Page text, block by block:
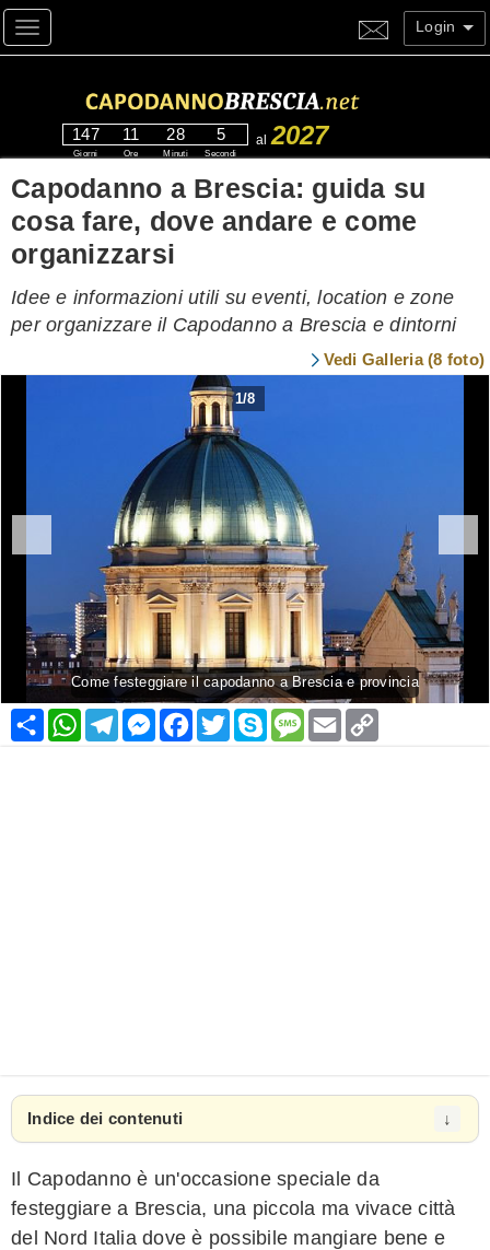
Toggle navigation Login
147
Giorni
11
Ore
28
Minuti
3
Secondi
al 2027
Capodanno a Brescia: guida su
cosa fare, dove andare e come
organizzarsi
Idee e informazioni utili su eventi, location e zone
per organizzare il Capodanno a Brescia e dintorni
Vedi Galleria (8 foto)
1/8
Come festeggiare il capodanno a Brescia e provincia
Condividi
WhatsApp
Telegram
Messenger
Facebook
TwitterSkypeMessage
Email
Indice dei contenuti
Il Capodanno è un'occasione speciale da
festeggiare a Brescia, una piccola ma vivace città
del Nord Italia dove è possibile mangiare bene e